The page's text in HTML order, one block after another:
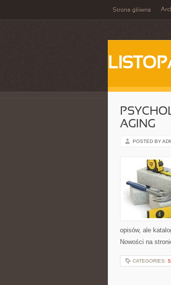
Strona główna
AGING
POSTED BY
opisów, ale
Nowości na
CATEGORIES: